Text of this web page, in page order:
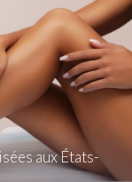
aux États-